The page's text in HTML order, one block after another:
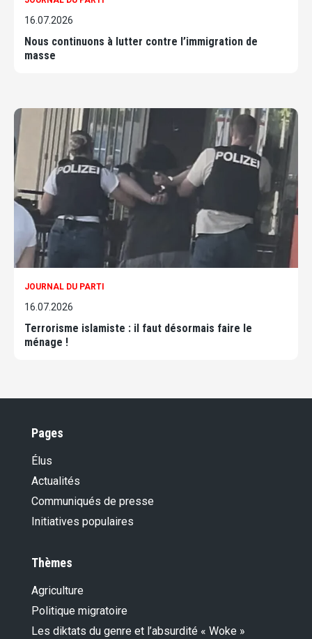
16.07.2026
Nous continuons à lutter contre l’immigration de
masse
JOURNAL DU PARTI
16.07.2026
Terrorisme islamiste : il faut désormais faire le
ménage !
Pages
Élus
Actualités
Communiqués de presse
Initiatives populaires
Thèmes
Agriculture
Politique migratoire
Les diktats du genre et l’absurdité « Woke »